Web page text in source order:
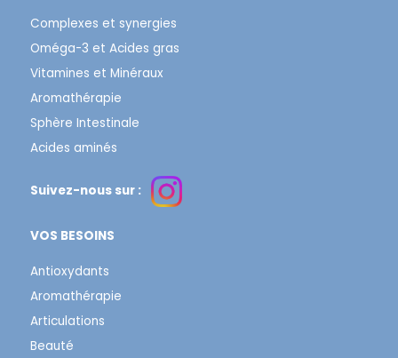
Complexes et synergies
Oméga-3 et Acides gras
Vitamines et Minéraux
Aromathérapie
Sphère Intestinale
Acides aminés
Suivez-nous sur :
VOS BESOINS
Antioxydants
Aromathérapie
Articulations
Beauté